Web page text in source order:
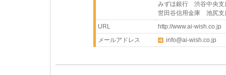
みずほ銀行 渋谷中央支
世田谷信用金庫 池尻支
URL
http://www.ai-wish.co.jp
メールアドレス
info@ai-wish.co.jp